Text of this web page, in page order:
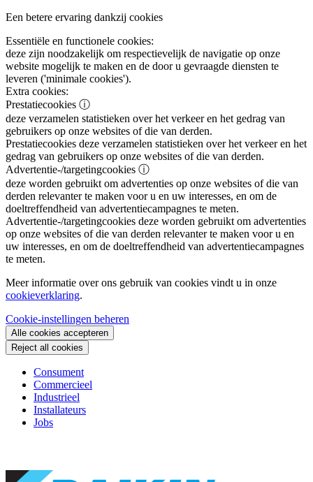
Een betere ervaring dankzij cookies
Essentiële en functionele cookies:
deze zijn noodzakelijk om respectievelijk de navigatie op onze
website mogelijk te maken en de door u gevraagde diensten te
leveren ('minimale cookies').
Extra cookies:
Prestatiecookies ⓘ
deze verzamelen statistieken over het verkeer en het gedrag van
gebruikers op onze websites of die van derden.
Prestatiecookies deze verzamelen statistieken over het verkeer en het
gedrag van gebruikers op onze websites of die van derden.
Advertentie-/targetingcookies ⓘ
deze worden gebruikt om advertenties op onze websites of die van
derden relevanter te maken voor u en uw interesses, en om de
doeltreffendheid van advertentiecampagnes te meten.
Advertentie-/targetingcookies deze worden gebruikt om advertenties
op onze websites of die van derden relevanter te maken voor u en
uw interesses, en om de doeltreffendheid van advertentiecampagnes
te meten.
Meer informatie over ons gebruik van cookies vindt u in onze
cookieverklaring.
Cookie-instellingen beheren
Alle cookies accepteren
Reject all cookies
Consument
Commercieel
Industrieel
Installateurs
Jobs